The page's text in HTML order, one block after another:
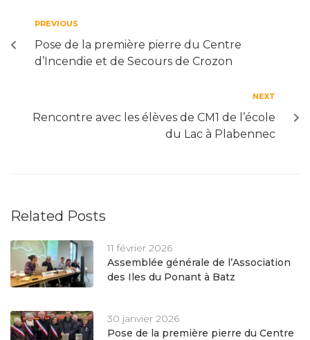
PREVIOUS
Pose de la première pierre du Centre
d’Incendie et de Secours de Crozon
NEXT
Rencontre avec les élèves de CM1 de l’école
du Lac à Plabennec
Related Posts
11 février 2026
Assemblée générale de l’Association
des Iles du Ponant à Batz
30 janvier 2026
Pose de la première pierre du Centre